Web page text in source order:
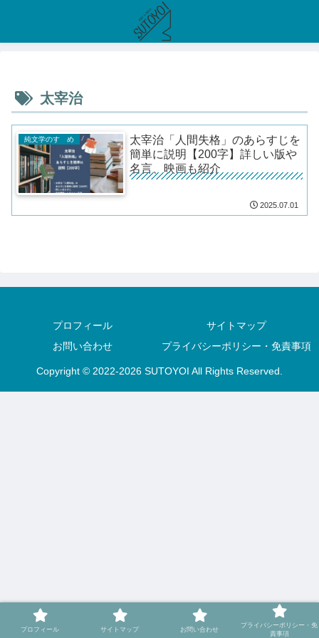
太宰治
純文学のすゝめ
太宰治「人間失格」のあらすじを
簡単に説明【200字】詳しい版や
名言、映画も紹介
2025.07.01
プロフィール
サイトマップ
お問い合わせ
プライバシーポリシー・免責事項
Copyright © 2022-2026 SUTOYOI All Rights Reserved.
プロフィール サイトマップ お問い合わせ
プライバシーポリシー・免
責事項